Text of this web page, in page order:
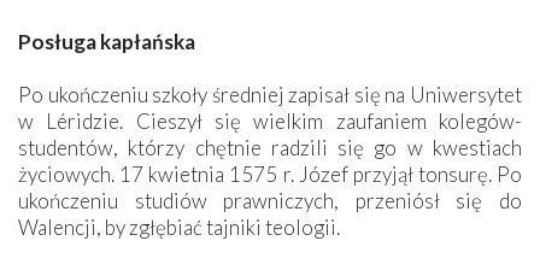
Posługa kapłańska
Po ukończeniu szkoły średniej zapisał się na Uniwersytet
w Léridzie. Cieszył się wielkim zaufaniem kolegów-
studentów, którzy chętnie radzili się go w kwestiach
życiowych. 17 kwietnia 1575 r. Józef przyjął tonsurę. Po
ukończeniu studiów prawniczych, przeniósł się do
Walencji, by zgłębiać tajniki teologii.